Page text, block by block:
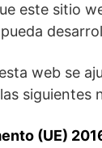
este sitio
web se
siguientes
(UE)